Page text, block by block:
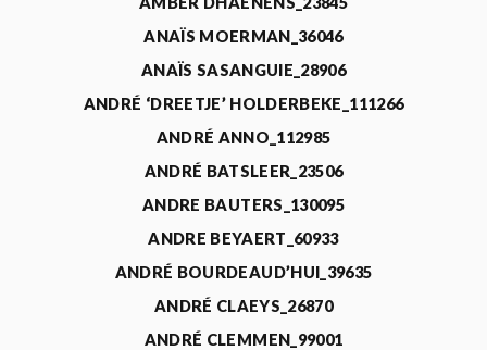
ANAÏS MOERMAN_36046
ANAÏS SASANGUIE_28906
ANDRÉ ‘DREETJE’ HOLDERBEKE_111266
ANDRÉ ANNO_112985
ANDRÉ BATSLEER_23506
ANDRE BAUTERS_130095
ANDRE BEYAERT_60933
ANDRÉ BOURDEAUD’HUI_39635
ANDRÉ CLAEYS_26870
ANDRÉ CLEMMEN_99001